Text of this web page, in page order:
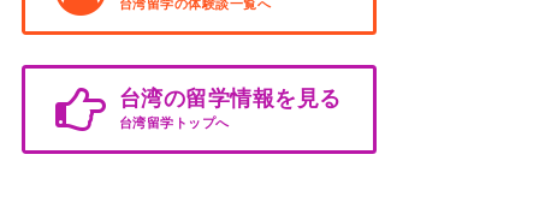
台湾留学の体験談一覧へ
台湾の留学情報を見る
台湾留学トップへ